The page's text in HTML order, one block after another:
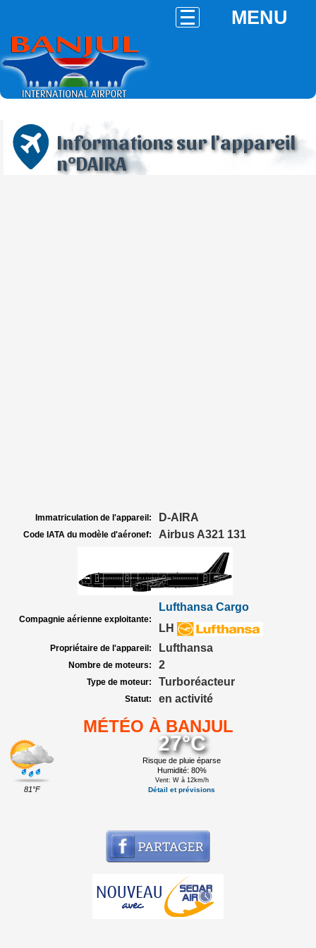
MENU
Informations sur l'appareil
n°DAIRA
Immatriculation de l'appareil: D-AIRA
Code IATA du modèle d'aéronef: Airbus A321 131
Compagnie aérienne exploitante:
Lufthansa Cargo
LH
Propriétaire de l'appareil: Lufthansa
Nombre de moteurs: 2
Type de moteur: Turboréacteur
Statut: en activité
MÉTÉO À BANJUL
81°F
27°C
Risque de pluie éparse
Humidité: 80%
Vent: W à 12km/h
Détail et prévisions